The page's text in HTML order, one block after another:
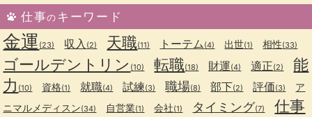
仕事のキーワード
金運 (23) 収入 (2) 天職(11) トーテム(4) 出世(1) 相性(33)
ゴールデントリン (10) 転職(18) 財運(4) 適正(2)
能
力 (10) 資格(1) 就職(4) 試練(3) 職場(8) 部下(2) 評価(3)
ア
ニマルメディスン(34) 自営業(1) 会社(1) タイミング(7)
仕事